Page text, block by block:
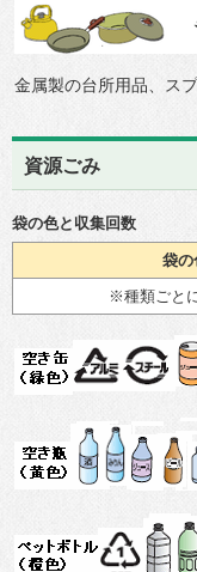
金属製の台所用品、ス
資源ごみ
袋の色と収集回数
袋の
※種類ごと